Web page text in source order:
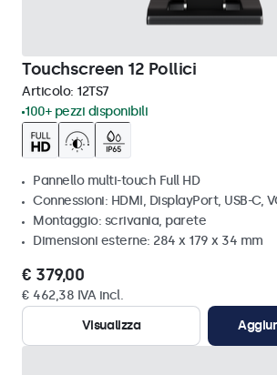
Touchscreen 12 Pollici
Articolo: 12TS7
100+ pezzi disponibili
Pannello multi-touch Full HD
Connessioni: HDMI, DisplayPort, USB-C,
Montaggio: scrivania, parete
Dimensioni esterne: 284 x 179 x 34 mm
€ 379,00
€ 462,38 IVA incl.
Visualizza